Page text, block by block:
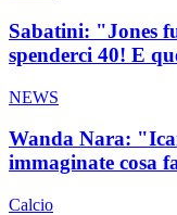
Sabatini: "Jones
spenderci 40! E
NEWS
Wanda Nara:
immaginate cosa
Calcio